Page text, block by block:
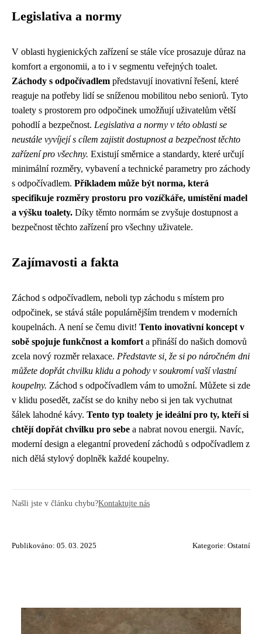
Legislativa a normy
V oblasti hygienických zařízení se stále více prosazuje důraz na
komfort a ergonomii, a to i v segmentu veřejných toalet.
Záchody s odpočívadlem představují inovativní řešení, které
reaguje na potřeby lidí se sníženou mobilitou nebo seniorů. Tyto
toalety s prostorem pro odpočinek umožňují uživatelům větší
pohodlí a bezpečnost. Legislativa a normy v této oblasti se
neustále vyvíjejí s cílem zajistit dostupnost a bezpečnost těchto
zařízení pro všechny. Existují směrnice a standardy, které určují
minimální rozměry, vybavení a technické parametry pro záchody
s odpočívadlem. Příkladem může být norma, která
specifikuje rozměry prostoru pro vozíčkáře, umístění madel
a výšku toalety. Díky těmto normám se zvyšuje dostupnost a
bezpečnost těchto zařízení pro všechny uživatele.
Zajímavosti a fakta
Záchod s odpočívadlem, neboli typ záchodu s místem pro
odpočinek, se stává stále populárnějším trendem v moderních
koupelnách. A není se čemu divit! Tento inovativní koncept v
sobě spojuje funkčnost a komfort a přináší do našich domovů
zcela nový rozměr relaxace. Představte si, že si po náročném dni
můžete dopřát chvilku klidu a pohody v soukromí vaší vlastní
koupelny. Záchod s odpočívadlem vám to umožní. Můžete si zde
v klidu posedět, začíst se do knihy nebo si jen tak vychutnat
šálek lahodné kávy. Tento typ toalety je ideální pro ty, kteří si
chtějí dopřát chvilku pro sebe a nabrat novou energii. Navíc,
moderní design a elegantní provedení záchodů s odpočívadlem z
nich dělá stylový doplněk každé koupelny.
Našli jste v článku chybu?Kontaktujte nás
Publikováno: 05. 03. 2025 Kategorie: Ostatní